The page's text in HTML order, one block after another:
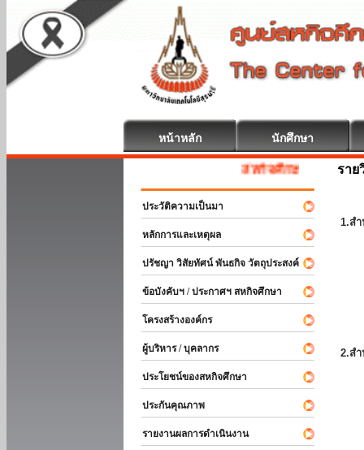
หน้าหลัก นักศึกษา
สหกิจศึกษา ยินดีต้อนรับ
ประวัติความเป็นมา
หลักการและเหตุผล
ปรัชญา วิสัยทัศน์ พันธกิจ วัตถุประสงค์
ข้อบังคับฯ / ประกาศฯ สหกิจศึกษา
โครงสร้างองค์กร
ผู้บริหาร / บุคลากร
ประโยชน์ของสหกิจศึกษา
ประกันคุณภาพ
รายงานผลการดำเนินงาน
ราย
1.ส
2.ส